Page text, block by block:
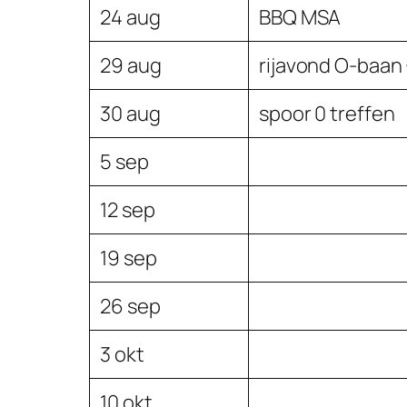
24 aug
BBQ MSA
29 aug
rijavond O-baan
30 aug
spoor 0 treffen
5 sep
12 sep
19 sep
26 sep
3 okt